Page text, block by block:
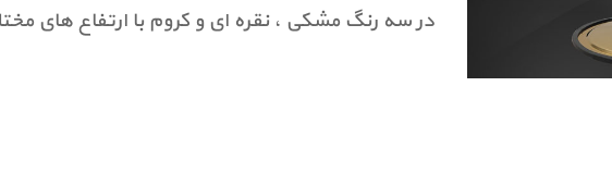
در سه رنگ مشکی ، نقره ای و کروم با ارتفاع های